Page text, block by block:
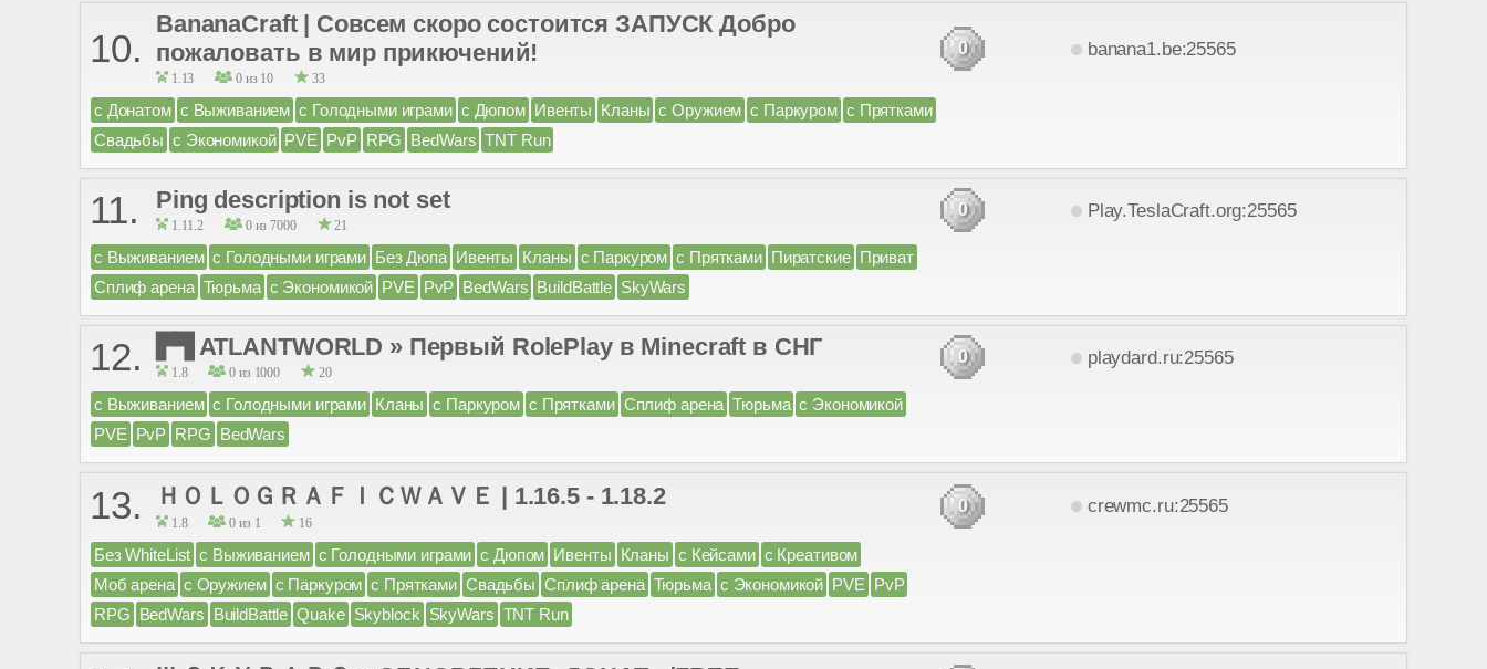
10.
BananaCraft | Совсем скоро состоится ЗАПУСК Добро
пожаловать в мир прикючений!
1.13 0 из 10 33
0 banana1.be:25565
с Донатом с Выживанием с Голодными играми с Дюпом Ивенты Кланы с Оружием с Паркуром с Прятками
Свадьбы с Экономикой PVE PvP RPG BedWars TNT Run
11. Ping description is not set
1.11.2 0 из 7000 21
0 Play.TeslaCraft.org:25565
с Выживанием с Голодными играми Без Дюпа Ивенты Кланы с Паркуром с Прятками Пиратские Приват
Сплиф арена Тюрьма с Экономикой PVE PvP BedWars BuildBattle SkyWars
12. ▛▜ ATLANTWORLD » Первый RolePlay в Minecraft в СНГ
1.8 0 из 1000 20
0 playdard.ru:25565
с Выживанием с Голодными играми Кланы с Паркуром с Прятками Сплиф арена Тюрьма с Экономикой
PVE PvP RPG BedWars
13. ＨＯＬＯＧＲＡＦＩＣＷＡＶＥ | 1.16.5 - 1.18.2
1.8 0 из 1 16
0 crewmc.ru:25565
Без WhiteList с Выживанием с Голодными играми с Дюпом Ивенты Кланы с Кейсами с Креативом
Моб арена с Оружием с Паркуром с Прятками Свадьбы Сплиф арена Тюрьма с Экономикой PVE PvP
RPG BedWars BuildBattle Quake Skyblock SkyWars TNT Run